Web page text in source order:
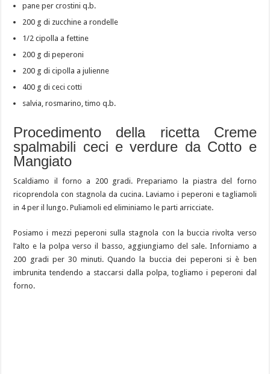
pane per crostini q.b.
200 g di zucchine a rondelle
1/2 cipolla a fettine
200 g di peperoni
200 g di cipolla a julienne
400 g di ceci cotti
salvia, rosmarino, timo q.b.
Procedimento della ricetta Creme
spalmabili ceci e verdure da Cotto e
Mangiato
Scaldiamo il forno a 200 gradi. Prepariamo la piastra del forno
ricoprendola con stagnola da cucina. Laviamo i peperoni e tagliamoli
in 4 per il lungo. Puliamoli ed eliminiamo le parti arricciate.
Posiamo i mezzi peperoni sulla stagnola con la buccia rivolta verso
l’alto e la polpa verso il basso, aggiungiamo del sale. Inforniamo a
200 gradi per 30 minuti. Quando la buccia dei peperoni si è ben
imbrunita tendendo a staccarsi dalla polpa, togliamo i peperoni dal
forno.